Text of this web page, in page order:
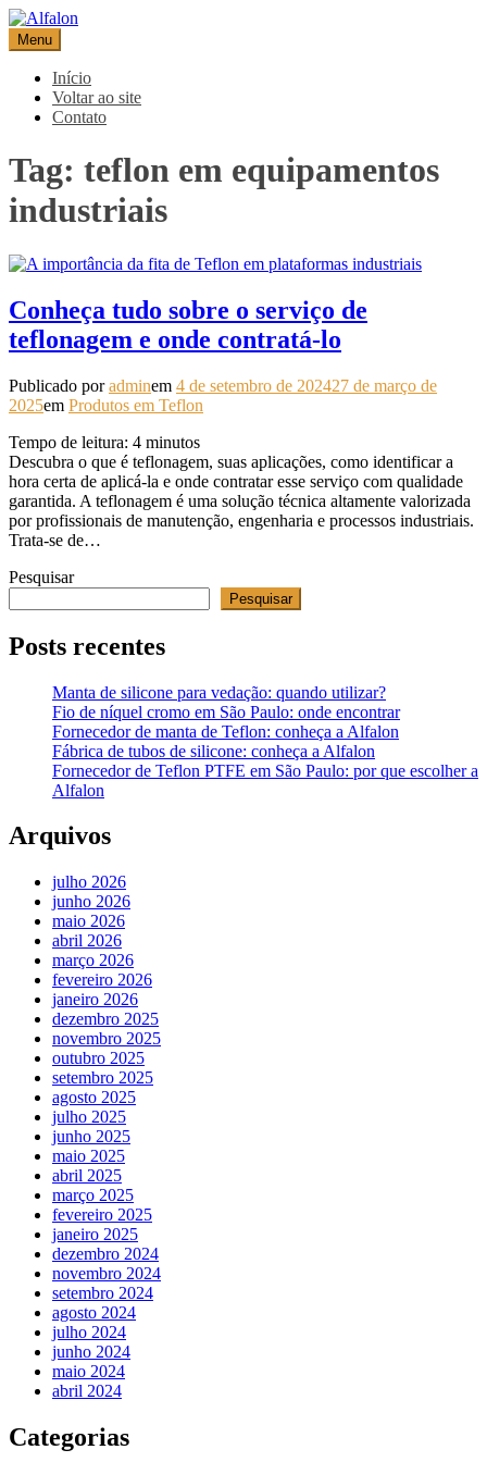
Pular
para
o
conteúdo
Alfalon
comércio e serviços pertinentes aos produtos de embalagens
Menu
Início
Voltar ao site
Contato
Tag: teflon em equipamentos
industriais
Conheça tudo sobre o serviço de
teflonagem e onde contratá-lo
Publicado poradminem 4 de setembro de 202427 de março de
2025em Produtos em Teflon
Tempo de leitura: 4 minutos
Descubra o que é teflonagem, suas aplicações, como identificar a
hora certa de aplicá-la e onde contratar esse serviço com qualidade
garantida. A teflonagem é uma solução técnica altamente valorizada
por profissionais de manutenção, engenharia e processos industriais.
Trata-se de…
Pesquisar
Pesquisar
Posts recentes
Manta de silicone para vedação: quando utilizar?
Fio de níquel cromo em São Paulo: onde encontrar
Fornecedor de manta de Teflon: conheça a Alfalon
Fábrica de tubos de silicone: conheça a Alfalon
Fornecedor de Teflon PTFE em São Paulo: por que escolher a
Alfalon
Arquivos
julho 2026
junho 2026
maio 2026
abril 2026
março 2026
fevereiro 2026
janeiro 2026
dezembro 2025
novembro 2025
outubro 2025
setembro 2025
agosto 2025
julho 2025
junho 2025
maio 2025
abril 2025
março 2025
fevereiro 2025
janeiro 2025
dezembro 2024
novembro 2024
setembro 2024
agosto 2024
julho 2024
junho 2024
maio 2024
abril 2024
Categorias